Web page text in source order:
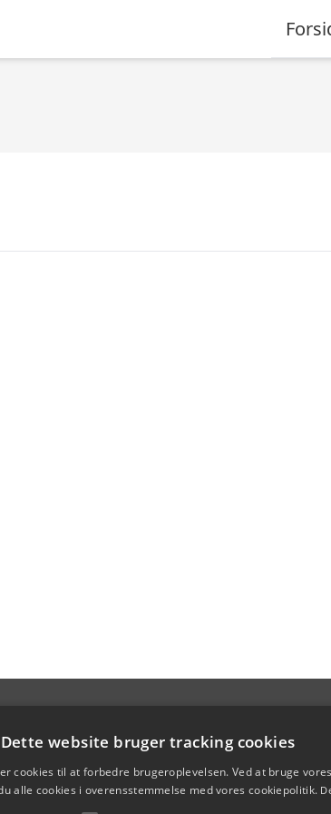
Dette website bruger tracking cookies
cookies til at forbedre brugeroplevelsen. Ved at bruge
alle cookies i overensstemmelse med vores cookiepolitik.